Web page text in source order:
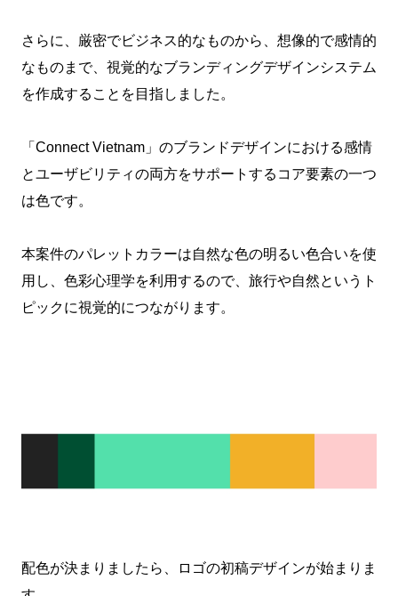
さらに、厳密でビジネス的なものから、想像的で感情的
なものまで、視覚的なブランディングデザインシステム
を作成することを目指しました。
「Connect Vietnam」のブランドデザインにおける感情
とユーザビリティの両方をサポートするコア要素の一つ
は色です。
本案件のパレットカラーは自然な色の明るい色合いを使
用し、色彩心理学を利用するので、旅行や自然というト
ピックに視覚的につながります。
配色が決まりましたら、ロゴの初稿デザインが始まりま